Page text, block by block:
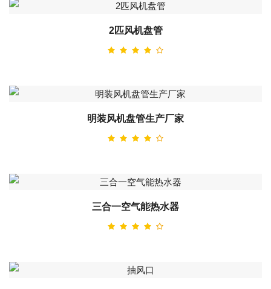
2匹风机盘管
明装风机盘管生产厂家
三合一空气能热水器